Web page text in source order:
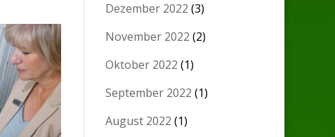
Dezember 2022 (3)
November 2022 (2)
Oktober 2022 (1)
September 2022 (1)
August 2022 (1)